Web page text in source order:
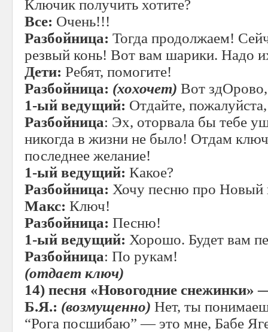
Ключик получить хотите?
Все: Очень!!!
Разбойница: Тогда продолжаем!
резвый конь! Вот вам шарики. Надо
Дети: Ребят, помогите!
Разбойница: (хохочет) Вот здОрово,
1-ый ведущий: Отдайте,
Разбойница: Эх, оторвала бы тебе
никогда в жизни не было! Отдам
последнее желание!
1-ый ведущий: Какое?
Разбойница: Хочу песню про Новый
Макс: Ключ!
Разбойница: Песню!
1-ый ведущий: Хорошо. Будет вам
Разбойница: По рукам!
(отдает ключ)
14) песня «Новогодние снежинки»
Б.Я.: (возмущенно) Нет, ты
“Рога посшибаю” — это мне, Бабе